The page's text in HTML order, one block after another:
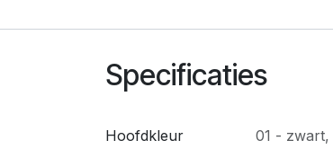
Specificaties
Hoofdkleur 01 - zwart,